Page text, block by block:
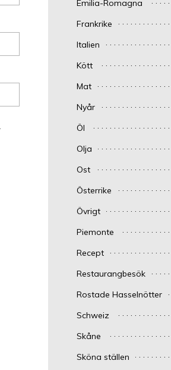
Emilia-Romagna
Frankrike
Italien
Kött
Mat
Nyår
Öl
Olja
Ost
Österrike
Övrigt
Piemonte
Recept
Restaurangbesök
Rostade Hasselnötter
Schweiz
Skåne
Sköna ställen